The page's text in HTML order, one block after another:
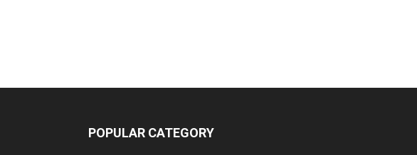
POPULAR CATEGORY